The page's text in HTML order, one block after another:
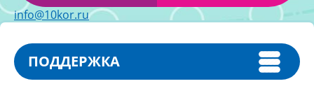
info@10kor.ru
ПОДДЕРЖКА